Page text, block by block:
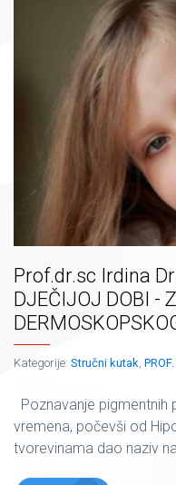
Prof.dr.sc Irdina
DJEČIJOJ DOBI -
Kategorije: Stručni kutak,
Poznavanje pigmentnih
vremena, počevši od
tvorevinama dao naziv